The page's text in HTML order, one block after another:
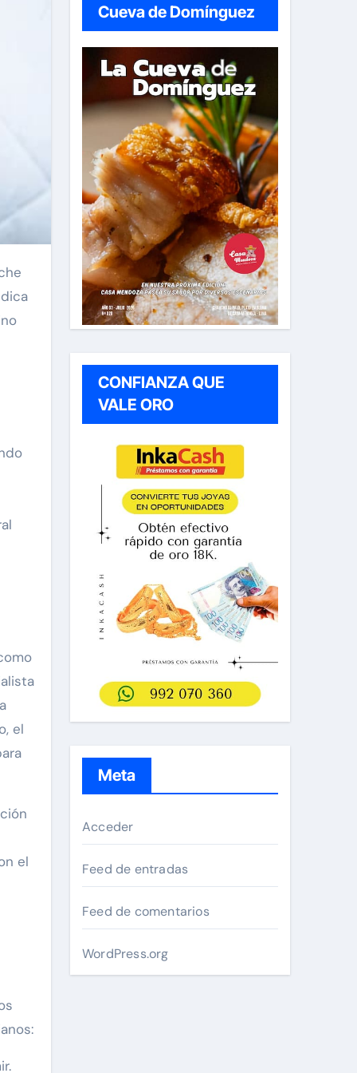
el
el
Cueva de Domínguez
CONFIANZA QUE
VALE ORO
Meta
Acceder
Feed de entradas
Feed de comentarios
WordPress.org